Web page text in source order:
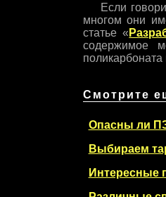
Если
многом они
статье «
содержимое
поликарбоната
Смотрите
Опасны ли
Выбираем
Интересные